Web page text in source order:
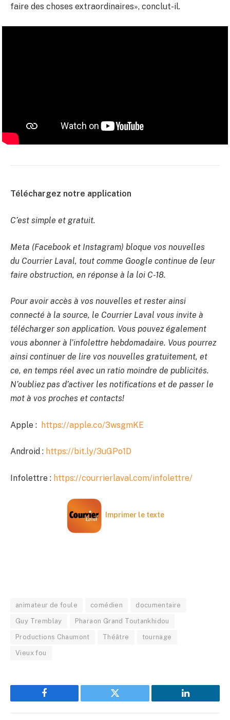
faire des choses extraordinaires», conclut-il.
Téléchargez notre application
C’est simple et gratuit.
Meta (Facebook et Instagram) bloque vos nouvelles
du Courrier Laval, tout comme Google continue de leur
faire obstruction, en réponse à la loi C-18.
Pour avoir accès à vos nouvelles et rester ainsi
connecté à la source, le Courrier Laval vous invite à
télécharger son application. Vous pouvez également
vous abonner à l’infolettre hebdomadaire. Vous pourrez
ainsi continuer de lire vos nouvelles gratuitement, et
ce, en temps réel avec un ratio moindre de publicités.
N’oubliez pas d’activer les notifications et de passer le
mot à vos proches et contacts!
Apple : https://apple.co/3wsgmKE
Android : https://bit.ly/3uGPo1D
Infolettre : https://courrierlaval.com/infolettre/
Imprimer le texte
animateur de foule comédien documentaire
Guy Tremblay Pharaon Grand Toutankhidou
Productions Chaumont Théâtre tournage
Vieux fou
Facebook Twitter LinkedIn